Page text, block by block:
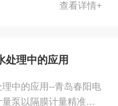
私自拆解防爆腔体。
泄压阀排空管路、泵
化剂、有机溶剂做好防
壳、接线盒，破坏隔
查看详情+
处理中的应用
中的应用--青岛春阳电
泵以隔膜计量精准